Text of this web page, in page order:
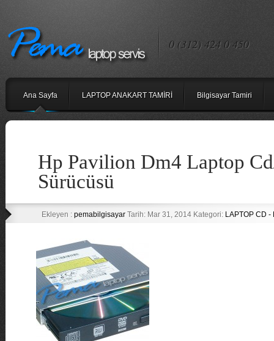
0 (312) 424 0 450
Ana Sayfa LAPTOP ANAKART TAMİRİ Bilgisayar Tamiri
Hp Pavilion Dm4 Laptop
Sürücüsü
Ekleyen : pemabilgisayarTarih: Mar 31, 2014 Kategori: LAPTOP CD -